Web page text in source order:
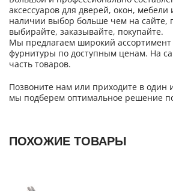
аксессуаров для дверей, окон,
наличии выбор больше чем на сайте,
выбирайте, заказывайте, покупайте.
Мы предлагаем широкий
фурнитуры по доступным ценам. На
часть товаров.
Позвоните нам или приходите в один
мы подберем оптимальное решение
ПОХОЖИЕ ТОВАРЫ